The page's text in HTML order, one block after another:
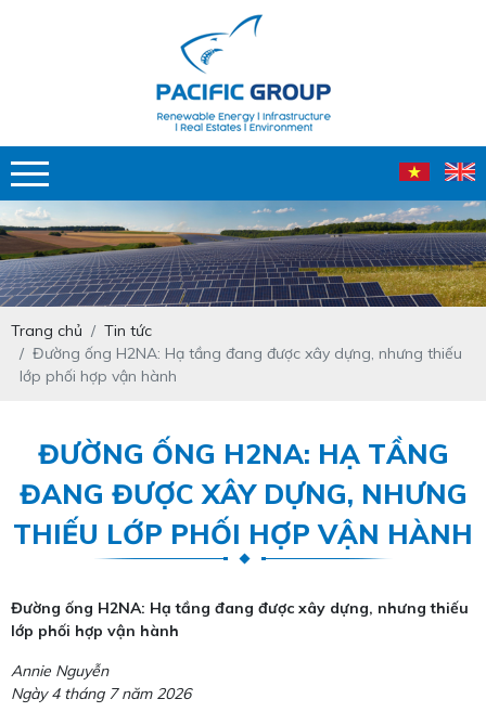
Trang chủ
Tin tức
Đường ống H2NA: Hạ tầng đang được xây dựng, nhưng thiếu
lớp phối hợp vận hành
ĐƯỜNG ỐNG H2NA: HẠ TẦNG
ĐANG ĐƯỢC XÂY DỰNG, NHƯNG
THIẾU LỚP PHỐI HỢP VẬN HÀNH
Đường ống H2NA: Hạ tầng đang được xây dựng, nhưng thiếu
lớp phối hợp vận hành
Annie Nguyễn
Ngày 4 tháng 7 năm 2026